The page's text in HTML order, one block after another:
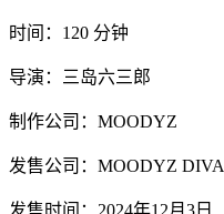
时间：120 分钟
导演：三岛六三郎
制作公司：MOODYZ
发售公司：MOODYZ DIVA
发售时间：2024年12月3日